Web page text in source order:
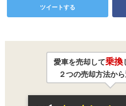
ツイートする
愛車を売却して乗換
２つの売却方法から